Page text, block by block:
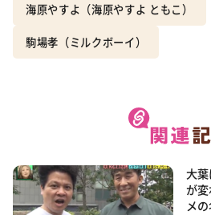
海原やすよ（海原やすよ ともこ）
駒場孝（ミルクボーイ）
大
が
メ